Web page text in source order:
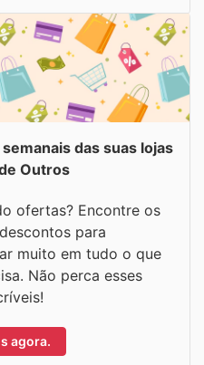
das suas lojas
Outros
ofertas? Encontre os
para
muito em tudo o que
Não perca esses
agora.